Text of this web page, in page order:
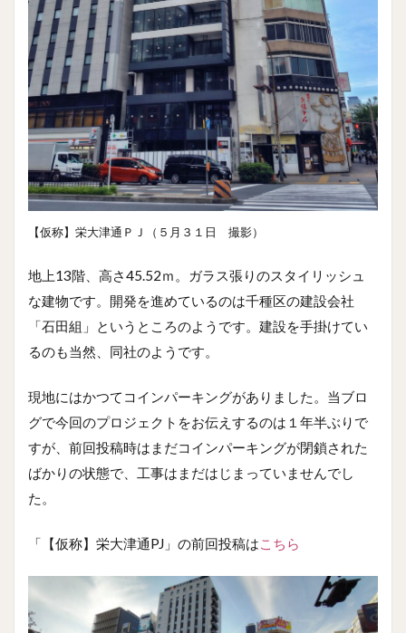
【仮称】栄大津通ＰＪ（５月３１日 撮影）
地上13階、高さ45.52ｍ。ガラス張りのスタイリッシュ
な建物です。開発を進めているのは千種区の建設会社
「石田組」というところのようです。建設を手掛けてい
るのも当然、同社のようです。
現地にはかつてコインパーキングがありました。当ブロ
グで今回のプロジェクトをお伝えするのは１年半ぶりで
すが、前回投稿時はまだコインパーキングが閉鎖された
ばかりの状態で、工事はまだはじまっていませんでし
た。
「【仮称】栄大津通PJ」の前回投稿はこちら